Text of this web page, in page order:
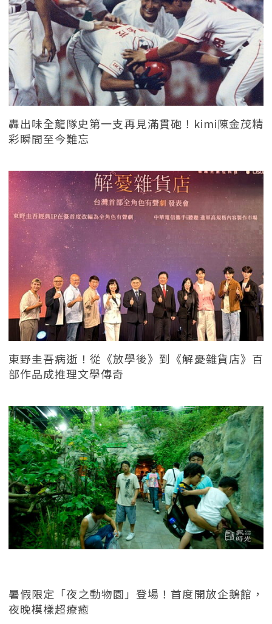
轟出味全龍隊史第一支再見滿貫砲！kimi陳金茂精
彩瞬間至今難忘
東野圭吾病逝！從《放學後》到《解憂雜貨店》百
部作品成推理文學傳奇
暑假限定「夜之動物園」登場！首度開放企鵝館，
夜晚模樣超療癒